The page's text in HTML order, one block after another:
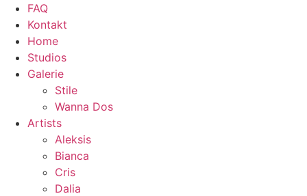
FAQ
Kontakt
Home
Studios
Galerie
Stile
Wanna Dos
Artists
Aleksis
Bianca
Cris
Dalia